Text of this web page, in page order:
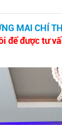
MAI CHÍ
để được tư